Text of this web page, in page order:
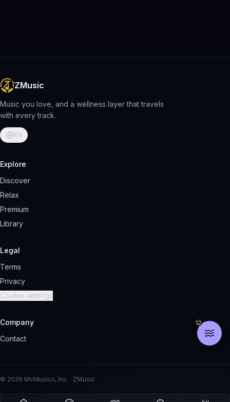
ZMusic
Music you love, and a wellness layer that travels
with every track.
EN
Explore
Discover
Relax
Premium
Library
Legal
Terms
Privacy
Cookie settings
Company
Contact
© 2026 MvMusics, Inc. · ZMusic